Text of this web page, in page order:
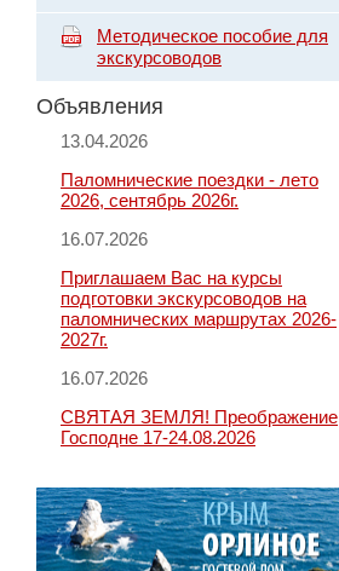
Методическое пособие для
экскурсоводов
Объявления
13.04.2026
Паломнические поездки - лето
2026, сентябрь 2026г.
16.07.2026
Приглашаем Вас на курсы
подготовки экскурсоводов на
паломнических маршрутах 2026-
2027г.
16.07.2026
СВЯТАЯ ЗЕМЛЯ! Преображение
Господне 17-24.08.2026